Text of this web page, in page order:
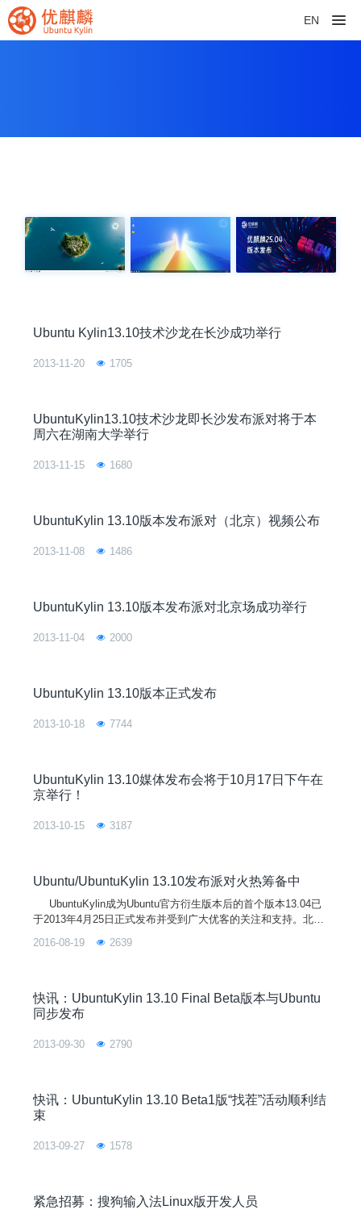
EN
Ubuntu Kylin13.10技术沙龙在长沙成功举行
2013-11-20 1705
UbuntuKylin13.10技术沙龙即长沙发布派对将于本
周六在湖南大学举行
2013-11-15 1680
UbuntuKylin 13.10版本发布派对（北京）视频公布
2013-11-08 1486
UbuntuKylin 13.10版本发布派对北京场成功举行
2013-11-04 2000
UbuntuKylin 13.10版本正式发布
2013-10-18 7744
UbuntuKylin 13.10媒体发布会将于10月17日下午在
京举行！
2013-10-15 3187
Ubuntu/UbuntuKylin 13.10发布派对火热筹备中
UbuntuKylin成为Ubuntu官方衍生版本后的首个版本13.04已
于2013年4月25日正式发布并受到广大优客的关注和支持。北京
2016-08-19 2639
快讯：UbuntuKylin 13.10 Final Beta版本与Ubuntu
同步发布
2013-09-30 2790
快讯：UbuntuKylin 13.10 Beta1版“找茬”活动顺利结
束
2013-09-27 1578
紧急招募：搜狗输入法Linux版开发人员